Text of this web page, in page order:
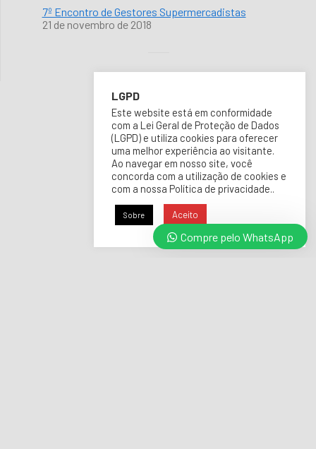
7º Encontro de Gestores Supermercadistas
21 de novembro de 2018
LGPD
Este website está em conformidade
com a Lei Geral de Proteção de Dados
(LGPD) e utiliza cookies para oferecer
uma melhor experiência ao visitante.
Ao navegar em nosso site, você
concorda com a utilização de cookies e
com a nossa Política de privacidade..
Sobre Aceito
Compre pelo WhatsApp